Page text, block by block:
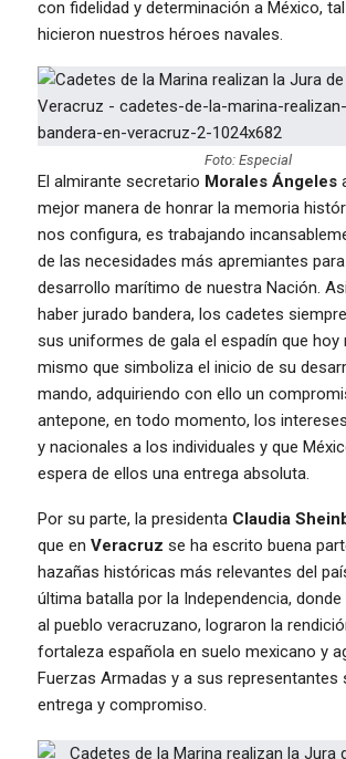
con fidelidad y determinación a México,
hicieron nuestros héroes navales.
Foto: Especial
El almirante secretario Morales Ángeles
mejor manera de honrar la memoria
nos configura, es trabajando
de las necesidades más apremiantes
desarrollo marítimo de nuestra Nación.
haber jurado bandera, los cadetes
sus uniformes de gala el espadín que hoy
mismo que simboliza el inicio de su
mando, adquiriendo con ello un
antepone, en todo momento, los
y nacionales a los individuales y que
espera de ellos una entrega absoluta.
Por su parte, la presidenta Claudia
que en Veracruz se ha escrito buena
hazañas históricas más relevantes del
última batalla por la Independencia, donde
al pueblo veracruzano, lograron la
fortaleza española en suelo mexicano y
Fuerzas Armadas y a sus representantes
entrega y compromiso.